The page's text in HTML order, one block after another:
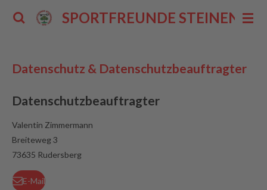
Zum
Hauptinhalt
SPORTFREUNDE
Datenschutz & Datenschutzbeauftragter
Datenschutzbeauftragter
Valentin Zimmermann
Breiteweg 3
73635 Rudersberg
E-Mail